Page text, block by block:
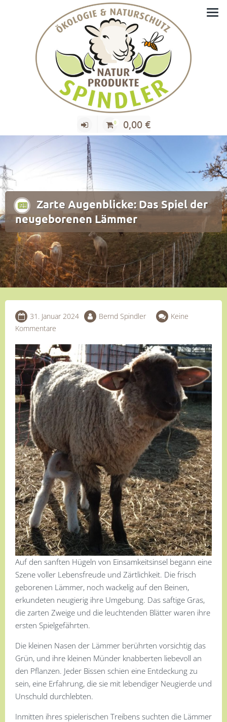
Wir kümmern uns um Schafe und die Natur
0 0,00 €
Zarte Augenblicke: Das Spiel der
neugeborenen Lämmer
31. Januar 2024 Bernd Spindler
Keine
Kommentare
Auf den sanften Hügeln von Einsamkeitsinsel begann eine
Szene voller Lebensfreude und Zärtlichkeit. Die frisch
geborenen Lämmer, noch wackelig auf den Beinen,
erkundeten neugierig ihre Umgebung. Das saftige Gras,
die zarten Zweige und die leuchtenden Blätter waren ihre
ersten Spielgefährten.
Die kleinen Nasen der Lämmer berührten vorsichtig das
Grün, und ihre kleinen Münder knabberten liebevoll an
den Pflanzen. Jeder Bissen schien eine Entdeckung zu
sein, eine Erfahrung, die sie mit lebendiger Neugierde und
Unschuld durchlebten.
Inmitten ihres spielerischen Treibens suchten die Lämmer